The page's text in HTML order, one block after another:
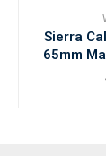
Sierra
65mm